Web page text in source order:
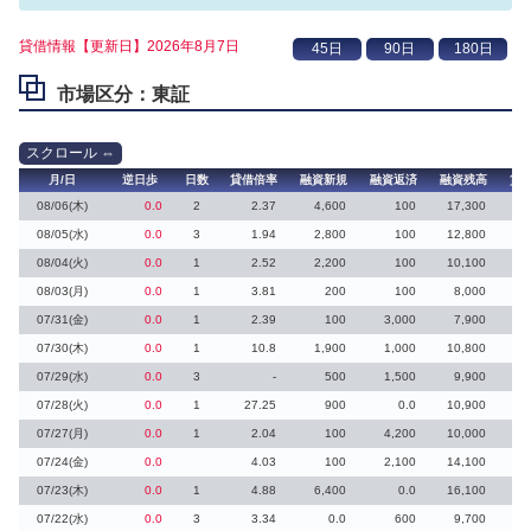
貸借情報【更新日】2026年8月7日
市場区分：東証
月/日 逆日歩 日数 貸借倍率 融資新規 融資返済 融資残高
貸
08/06(木)
0.0 2 2.37 4,600 100 17,300
08/05(水) 0.0 3 1.94 2,800 100 12,800
08/04(火) 0.0 1 2.52 2,200 100 10,100
08/03(月) 0.0 1 3.81 200 100 8,000
07/31(金) 0.0 1 2.39 100 3,000 7,900
07/30(木) 0.0 1 10.8 1,900 1,000 10,800
07/29(水) 0.0 3 - 500 1,500 9,900
07/28(火) 0.0 1 27.25 900 0.0 10,900
07/27(月) 0.0 1 2.04 100 4,200 10,000
07/24(金) 0.0 4.03 100 2,100 14,100
07/23(木) 0.0 1 4.88 6,400 0.0 16,100
07/22(水) 0.0 3 3.34 0.0 600 9,700